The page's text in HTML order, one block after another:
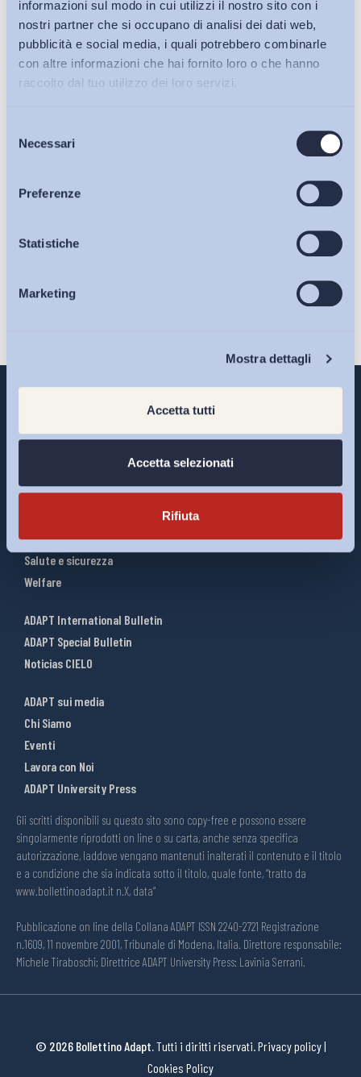
informazioni sul modo in cui utilizzi il nostro sito con i
nostri partner che si occupano di analisi dei dati web,
pubblicità e social media, i quali potrebbero combinarle
con altre informazioni che hai fornito loro o che hanno
raccolto dal tuo utilizzo dei loro servizi.
delNecessari
Preferenze
Statistiche
Marketing
Mostra dettagli
Accetta tutti
Accetta selezionati
Rifiuta
Bollettini ADAPT
Articoli
Osservatori
Eventi
Ho letto e Accetto il trattamento dei dati personali descritti
Riforme del lavoro
Relazioni industriali
Salute e sicurezza
Welfare
ADAPT International Bulletin
ADAPT Special Bulletin
Noticias CIELO
ADAPT sui media
Chi Siamo
Eventi
Lavora con Noi
ADAPT University Press
Gli scritti disponibili su questo sito sono copy-free e possono essere
singolarmente riprodotti on line o su carta, anche senza specifica
autorizzazione, laddove vengano mantenuti inalterati il contenuto e il titolo
e a condizione che sia indicata sotto il titolo, quale fonte, “tratto da
www.bollettinoadapt.it n.X, data“
Pubblicazione on line della Collana ADAPT ISSN 2240-2721 Registrazione
n.1609, 11 novembre 2001, Tribunale di Modena, Italia. Direttore responsabile:
Michele Tiraboschi; Direttrice ADAPT University Press: Lavinia Serrani.
© 2026 Bollettino Adapt.Tutti i diritti riservati.Privacy policy|
Cookies Policy